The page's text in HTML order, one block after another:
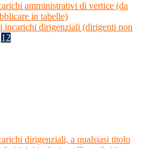
amministrativi di vertice (da
in tabelle)
incarichi dirigenziali (dirigenti non
12
dirigenziali, a qualsiasi titolo